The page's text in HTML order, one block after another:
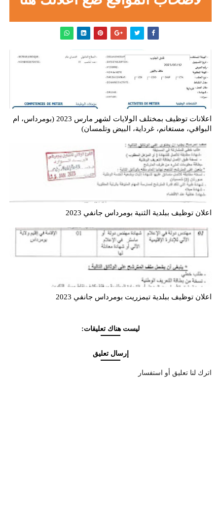
اعلانات توظيف بمختلف الولايات لشهر مارس 2023 (بومرداس، ام
البواقي، مستغانم، غرداية، البيض وتلمسان)
اعلان توظيف ببلدية الثنية بومرداس جانفي 2023
اعلان توظيف ببلدية تيمزريت بومرداس جانفي 2023
ليست هناك تعليقات:
إرسال تعليق
اترك لنا تعليق أو استفسار